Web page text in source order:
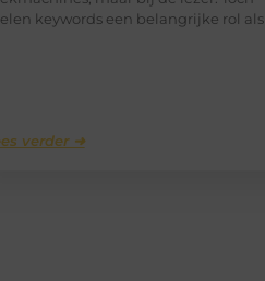
keywords een belangrijke rol als
verder ➜